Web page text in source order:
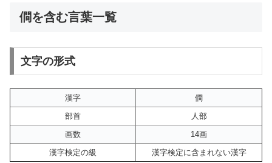
僴を含む言葉一覧
文字の形式
漢字
僴
部首
人部
画数
14画
漢字検定の級
漢字検定に含まれない漢字